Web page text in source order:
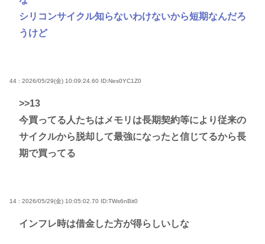
シリコンサイクル知らないわけないから短期なんだろ
うけど
44 : 2026/05/29(金) 10:09:24.60 ID:Nes0YC1Z0
>>13
今買ってる人たちはメモリは長期契約等により従来の
サイクルから脱却して最強になったと信じてるから長
期で買ってる
14 : 2026/05/29(金) 10:05:02.70 ID:TWs6nBit0
インフレ時は借金した方が得らしいしな